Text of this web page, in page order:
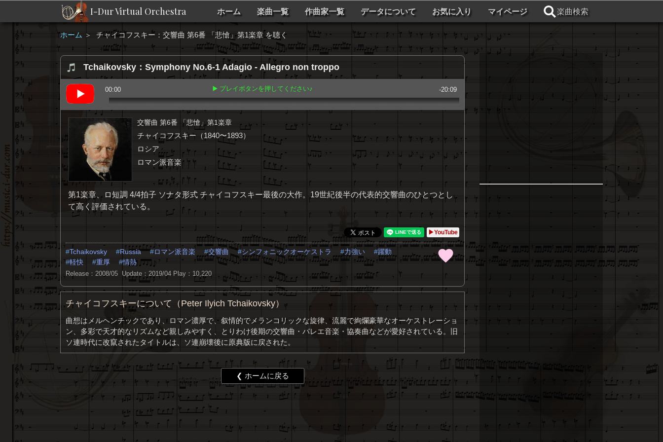
I-Dur Virtual Orchestra ホーム 楽曲一覧 作曲家一覧 データについて お気に入り マイページ 楽曲検索
ホーム ＞ チャイコフスキー：交響曲 第6番 「悲愴」第1楽章 を聴く
Tchaikovsky：Symphony No.6-1 Adagio - Allegro non troppo
00:00 -20:09
▶️ プレイボタンを押してください♪
交響曲 第6番 「悲愴」第1楽章
チャイコフスキー（1840〜1893）
ロシア
ロマン派音楽
第1楽章、ロ短調 4/4拍子 ソナタ形式 チャイコフスキー最後の大作。19世紀後半の代表的交響曲のひとつとし
て高く評価されている。
▶YouTube
Tchaikovsky Russia ロマン派音楽 交響曲 シンフォニックオーケストラ 力強い
躍動
軽快
重厚 情熱
Release：2008/05 Update：2019/04 Play：10,220
チャイコフスキーについて（Peter Ilyich Tchaikovsky）
曲想はメルヘンチックであり、ロマン濃厚で、叙情的でメランコリックな旋律、流麗で絢爛豪華なオーケストレーショ
ン、多彩で天才的なリズムなど親しみやすく、とりわけ後期の交響曲・バレエ音楽・協奏曲などが愛好されている。旧
ソ連時代に改竄されたタイトルは、ソ連崩壊後に原典版に戻された。
❮ ホームに戻る